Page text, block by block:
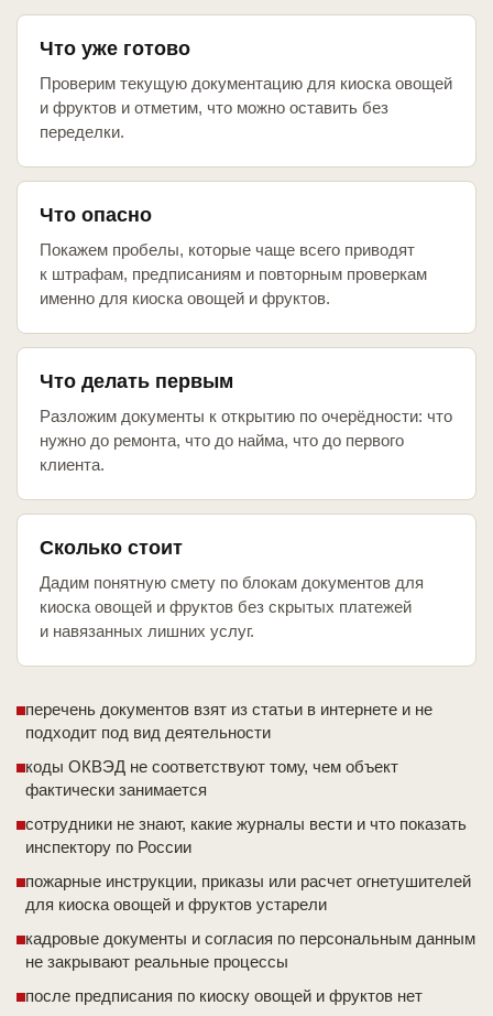
Что уже готово
Проверим текущую документацию для киоска овощей
и фруктов и отметим, что можно оставить без
переделки.
Что опасно
Покажем пробелы, которые чаще всего приводят
к штрафам, предписаниям и повторным проверкам
именно для киоска овощей и фруктов.
Что делать первым
Разложим документы к открытию по очерёдности: что
нужно до ремонта, что до найма, что до первого
клиента.
Сколько стоит
Дадим понятную смету по блокам документов для
киоска овощей и фруктов без скрытых платежей
и навязанных лишних услуг.
перечень документов взят из статьи в интернете и не
подходит под вид деятельности
коды ОКВЭД не соответствуют тому, чем объект
фактически занимается
сотрудники не знают, какие журналы вести и что показать
инспектору по России
пожарные инструкции, приказы или расчет огнетушителей
для киоска овощей и фруктов устарели
кадровые документы и согласия по персональным данным
не закрывают реальные процессы
после предписания по киоску овощей и фруктов нет